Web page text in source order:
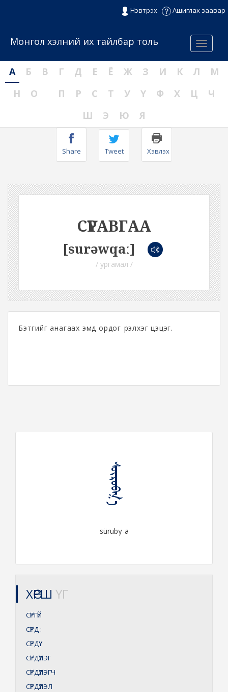
Нэвтрэх Ашиглах заавар
Menu
Монгол хэлний их тайлбар толь
А Б В Г Д Е Ё Ж З И К Л
М
Н
О П Р С Т У Ү Ф Х Ц
Ч
Ш
Э Ю Я
Share Tweet Хэвлэх
СҮРАВГАА
[surəwqaː]
/ ургамал /
Бэтгийг анагаах эмд ордог үрэлхэг цэцэг.
ᠰᠦᠷᠤᠪᠭ᠎ᠠ
sürubγ-a
ХӨРШ ҮГ
СҮРГҮЙ
СҮРД :
СҮРДҮҮ
СҮРДҮҮЛЭГ
СҮРДҮҮЛЭГЧ
СҮРДҮҮЛЭЛ